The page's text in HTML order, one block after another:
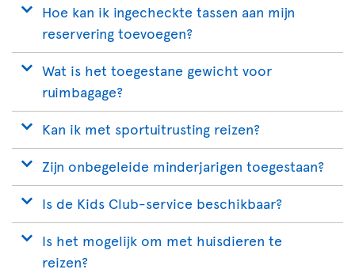
Hoe kan ik ingecheckte tassen aan mijn
reservering toevoegen?
Wat is het toegestane gewicht voor
ruimbagage?
Kan ik met sportuitrusting reizen?
Zijn onbegeleide minderjarigen toegestaan?
Is de Kids Club-service beschikbaar?
Is het mogelijk om met huisdieren te
reizen?